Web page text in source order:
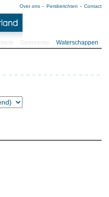
Over ons Persberichten Contact
Waterschappen